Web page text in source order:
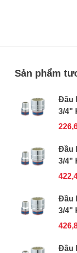
Sản phẩm
Đầu
3/4"
Đầu
3/4"
Đầu
3/4"
Đầu